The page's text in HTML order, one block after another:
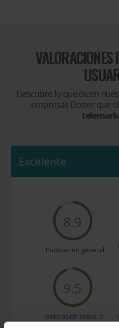
VALORACIONES
Descubre lo que dicen
empresas Doiser que
Excelente
8.9
Puntuación general
9.5
Valoración sobre la